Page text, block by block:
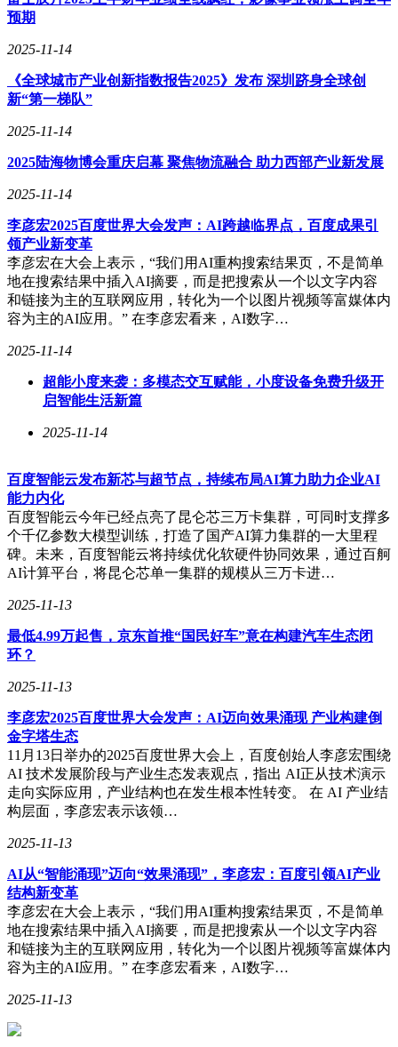
拍摄场景、联动领域专家共创、对接优质资源，推动创作者跨
平台内容更加多元鲜活。这些案例证明，连接即创新，是破解
同质化困局的关键。
当被问及创作初衷时，创作者们的回答围绕着“对生活的热爱
与分享”展开。有人分享穿搭，有人记录美食，有人传递育儿
成了抖音“记录美好生活”的核心理念。
在小镇设计中，这一理念得到充分体现。抖音业务垂类与合作
伙伴打造的热点堂、奇妙特效市集、搜索超能站，组成“美好
多元社区”；“美好生活小站”“心动市集”“清凉屋”则让逛展成
为一场生活狂欢。这些设计看似是会议的“周边环节”，实则是
对生活本质的深刻洞察。
提升160%、220%，优质内容播放时长是普通内容的17倍；创
作风格从200余种拓展至800余种。这些数据背后，是抖音
从“流量导向”到“人本导向”的升级。创作者不再是“数据代
号”，而是“鲜活的生活记录者”，这种模式提升了创作者的归
属感与内容真实性。
数千台无人机缓缓升空，与舞台灯光交相辉映。夜空中绽放的
花朵与寄语“一起去勇敢开出自己的花吧”，既是对创作者的鼓
励，也是抖音生态价值的生动注脚。在多元化表达中，每个创
作者都能用记录与分享，绽放出属于自己的生命之花。
预期
2025-11-14
《全球城市产业创新指数报告2025》发布 深圳跻身全球创
新“第一梯队”
2025-11-14
2025陆海物博会重庆启幕 聚焦物流融合 助力西部产业新发展
2025-11-14
李彦宏2025百度世界大会发声：AI跨越临界点，百度成果引
领产业新变革
李彦宏在大会上表示，“我们用AI重构搜索结果页，不是简单
地在搜索结果中插入AI摘要，而是把搜索从一个以文字内容
和链接为主的互联网应用，转化为一个以图片视频等富媒体内
容为主的AI应用。” 在李彦宏看来，AI数字…
2025-11-14
超能小度来袭：多模态交互赋能，小度设备免费升级开
启智能生活新篇
2025-11-14
百度智能云发布新芯与超节点，持续布局AI算力助力企业AI
能力内化
百度智能云今年已经点亮了昆仑芯三万卡集群，可同时支撑多
个千亿参数大模型训练，打造了国产AI算力集群的一大里程
碑。未来，百度智能云将持续优化软硬件协同效果，通过百舸
AI计算平台，将昆仑芯单一集群的规模从三万卡进…
2025-11-13
最低4.99万起售，京东首推“国民好车”意在构建汽车生态闭
环？
2025-11-13
李彦宏2025百度世界大会发声：AI迈向效果涌现 产业构建倒
金字塔生态
11月13日举办的2025百度世界大会上，百度创始人李彦宏围绕
AI 技术发展阶段与产业生态发表观点，指出 AI正从技术演示
走向实际应用，产业结构也在发生根本性转变。 在 AI 产业结
构层面，李彦宏表示该领…
2025-11-13
AI从“智能涌现”迈向“效果涌现”，李彦宏：百度引领AI产业
结构新变革
李彦宏在大会上表示，“我们用AI重构搜索结果页，不是简单
地在搜索结果中插入AI摘要，而是把搜索从一个以文字内容
和链接为主的互联网应用，转化为一个以图片视频等富媒体内
容为主的AI应用。” 在李彦宏看来，AI数字…
2025-11-13